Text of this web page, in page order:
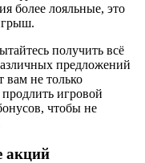
более лояльные, это
получить всё
предложений
не только
игровой
чтобы не
акций